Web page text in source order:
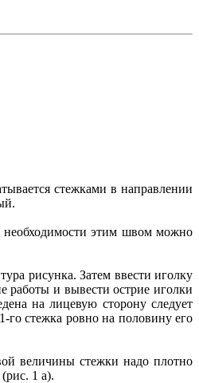
стежками в направлении
этим швом можно
рисунка. Затем ввести иголку
работы и вывести острие иголки
на лицевую сторону следует
го стежка ровно на половину его
величины стежки надо плотно
1 а).